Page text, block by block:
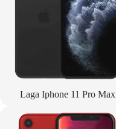
Laga Iphone 11 Pro Max